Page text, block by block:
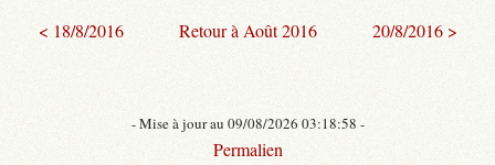
< 18/8/2016 Retour à Août 2016 20/8/2016 >
- Mise à jour au 09/08/2026 03:18:58 -
Permalien